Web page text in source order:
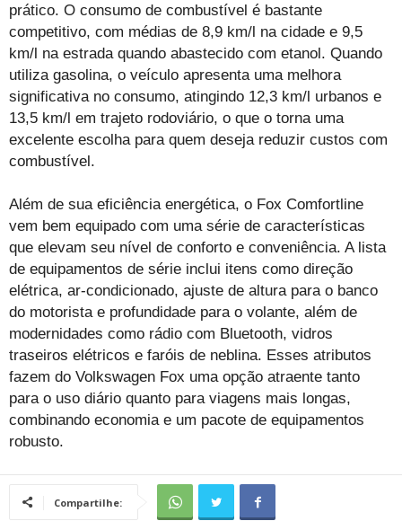
prático. O consumo de combustível é bastante
competitivo, com médias de 8,9 km/l na cidade e 9,5
km/l na estrada quando abastecido com etanol. Quando
utiliza gasolina, o veículo apresenta uma melhora
significativa no consumo, atingindo 12,3 km/l urbanos e
13,5 km/l em trajeto rodoviário, o que o torna uma
excelente escolha para quem deseja reduzir custos com
combustível.
Além de sua eficiência energética, o Fox Comfortline
vem bem equipado com uma série de características
que elevam seu nível de conforto e conveniência. A lista
de equipamentos de série inclui itens como direção
elétrica, ar-condicionado, ajuste de altura para o banco
do motorista e profundidade para o volante, além de
modernidades como rádio com Bluetooth, vidros
traseiros elétricos e faróis de neblina. Esses atributos
fazem do Volkswagen Fox uma opção atraente tanto
para o uso diário quanto para viagens mais longas,
combinando economia e um pacote de equipamentos
robusto.
Compartilhe: